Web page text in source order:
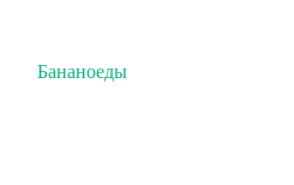
Бананоеды